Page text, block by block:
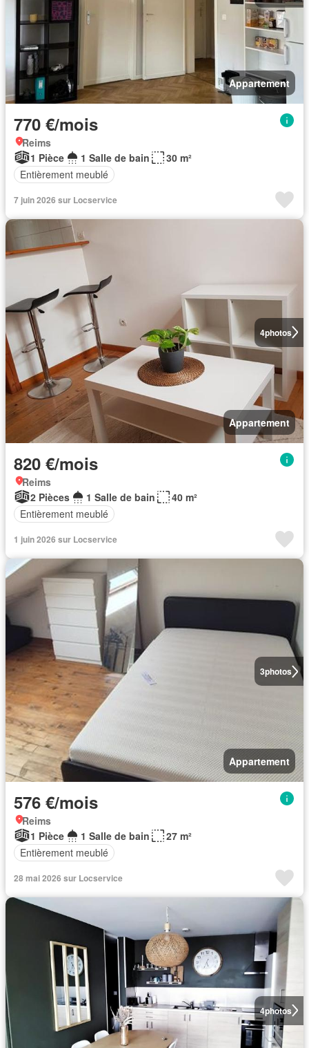
Appartement
770 €/mois
Reims
1 Pièce
1 Salle de bain
30 m²
Entièrement meublé
7 juin 2026 sur Locservice
4photos
Appartement
820 €/mois
Reims
2 Pièces
1 Salle de bain
40 m²
Entièrement meublé
1 juin 2026 sur Locservice
3photos
Appartement
576 €/mois
Reims
1 Pièce
1 Salle de bain
27 m²
Entièrement meublé
28 mai 2026 sur Locservice
4photos